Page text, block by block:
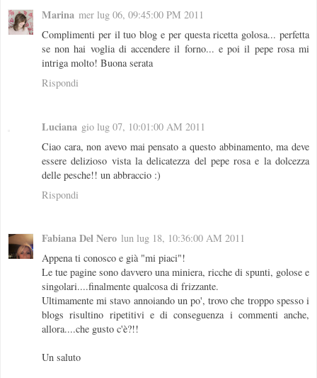
Marina mer lug 06, 09:45:00 PM 2011
Complimenti per il tuo blog e per questa ricetta golosa... perfetta
se non hai voglia di accendere il forno... e poi il pepe rosa mi
intriga molto! Buona serata
Rispondi
Luciana gio lug 07, 10:01:00 AM 2011
Ciao cara, non avevo mai pensato a questo abbinamento, ma deve
essere delizioso vista la delicatezza del pepe rosa e la dolcezza
delle pesche!! un abbraccio :)
Rispondi
Fabiana Del Nero lun lug 18, 10:36:00 AM 2011
Appena ti conosco e già "mi piaci"!
Le tue pagine sono davvero una miniera, ricche di spunti, golose e
singolari....finalmente qualcosa di frizzante.
Ultimamente mi stavo annoiando un po', trovo che troppo spesso i
blogs risultino ripetitivi e di conseguenza i commenti anche,
allora....che gusto c'è?!!
Un saluto